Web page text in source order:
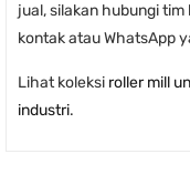
jual, silakan hubungi
kontak atau WhatsApp
Lihat koleksi roller mill
industri.